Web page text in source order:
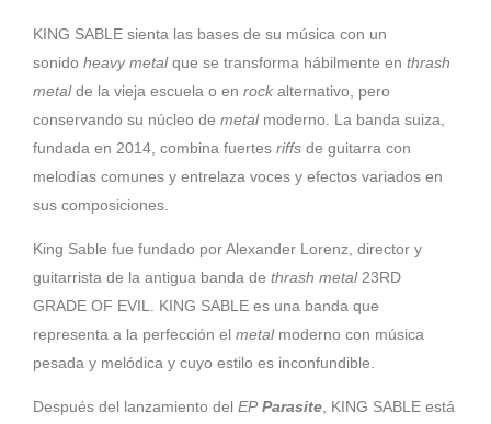
KING SABLE sienta las bases de su música con un
sonido heavy metalque se transforma hábilmente en thrash
metalde la vieja escuela o en rock alternativo, pero
conservando su núcleo de metalmoderno. La banda suiza,
fundada en 2014, combina fuertes riffs de guitarra con
melodías comunes y entrelaza voces y efectos variados en
sus composiciones.
King Sable fue fundado por Alexander Lorenz, director y
guitarrista de la antigua banda de thrash metal23RD
GRADE OF EVIL. KING SABLE es una banda que
representa a la perfección el metalmoderno con música
pesada y melódica y cuyo estilo es inconfundible.
Después del lanzamiento del EP Parasite , KING SABLE está